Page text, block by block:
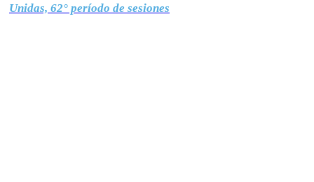
Unidas, 62° período de sesiones